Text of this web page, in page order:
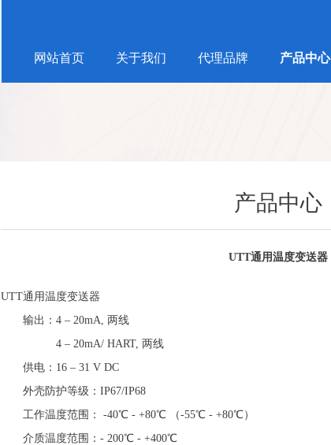
网站首页 关于我们 代理品牌 产品中心
产品中心
UTT通用温度变送器
UTT通用温度变送器
输出：4 – 20mA, 两线
4 – 20mA/ HART, 两线
供电：16 – 31 V DC
外壳防护等级：IP67/IP68
工作温度范围： -40℃ - +80℃ （-55℃ - +80℃）
介质温度范围：- 200℃ - +400℃